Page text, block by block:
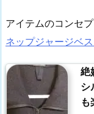
アイテムのコンセ
ネップジャージベス
絶
シ
も